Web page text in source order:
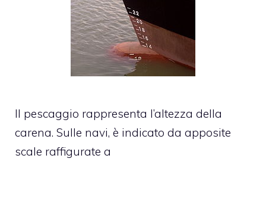
Il pescaggio rappresenta l’altezza della
carena. Sulle navi, è indicato da apposite
scale raffigurate a